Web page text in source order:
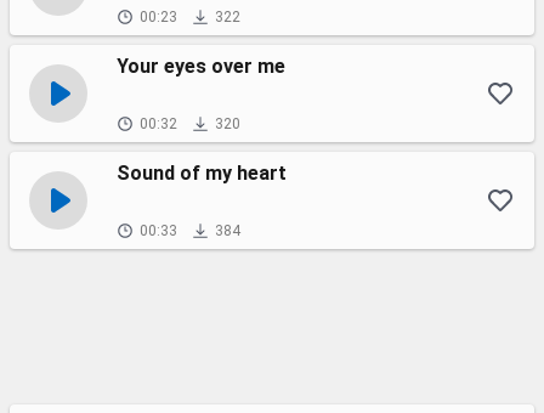
00:23 322
Your eyes over me
00:32 320
Sound of my heart
00:33 384